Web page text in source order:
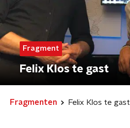
Fragment
Felix Klos te gast
Fragmenten Felix Klos te gast